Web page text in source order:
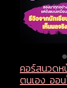
คอร์สนวด
ตนเอง ออ